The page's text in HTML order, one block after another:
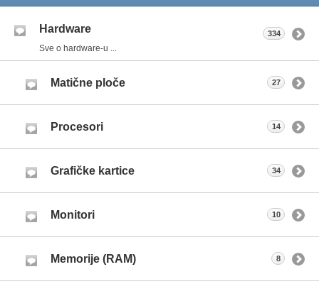
Hardware
Sve o hardware-u ...
334
Matične ploče 27
Procesori 14
Grafičke kartice 34
Monitori 10
Memorije (RAM) 8